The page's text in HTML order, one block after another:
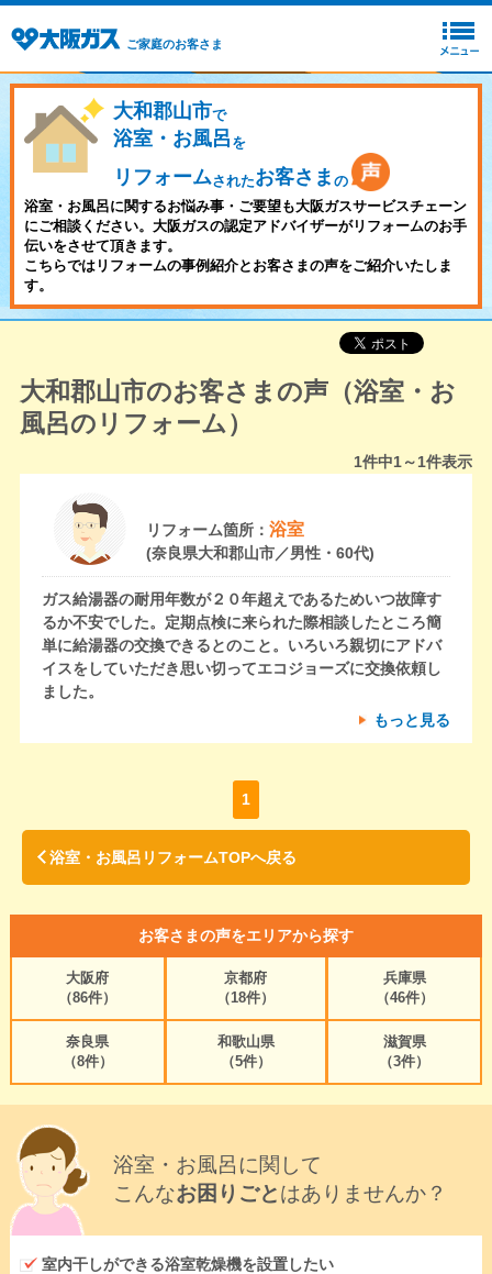
ご家庭のお客さま
大和郡山市で
浴室・お風呂 を
リフォームされたお客さま の
浴室・お風呂に関するお悩み事・ご要望も大阪ガスサービスチェーン
にご相談ください。大阪ガスの認定アドバイザーがリフォームのお手
伝いをさせて頂きます。
こちらではリフォームの事例紹介とお客さまの声をご紹介いたしま
す。
大和郡山市のお客さまの声（浴室・お
風呂のリフォーム）
1件中1～1件表示
リフォーム箇所： 浴室
(奈良県大和郡山市／男性・60代)
ガス給湯器の耐用年数が２０年超えであるためいつ故障す
るか不安でした。定期点検に来られた際相談したところ簡
単に給湯器の交換できるとのこと。いろいろ親切にアドバ
イスをしていただき思い切ってエコジョーズに交換依頼し
ました。
もっと見る
1
浴室・お風呂リフォームTOPへ戻る
お客さまの声をエリアから探す
大阪府
（86件）
京都府
（18件）
兵庫県
（46件）
奈良県
（8件）
和歌山県
（5件）
滋賀県
（3件）
浴室・お風呂に関して
こんなお困りごとはありませんか？
室内干しができる浴室乾燥機を設置したい